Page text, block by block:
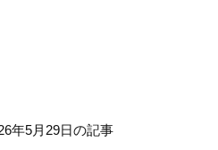
年5月29日の記事